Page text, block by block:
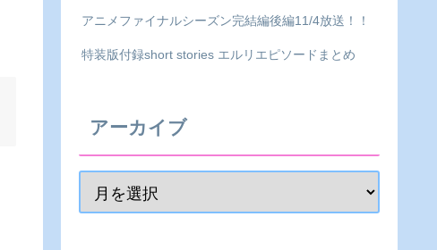
アニメファイナルシーズン完結編後編11/4放送！！
特装版付録short stories エルリエピソードまとめ
アーカイブ